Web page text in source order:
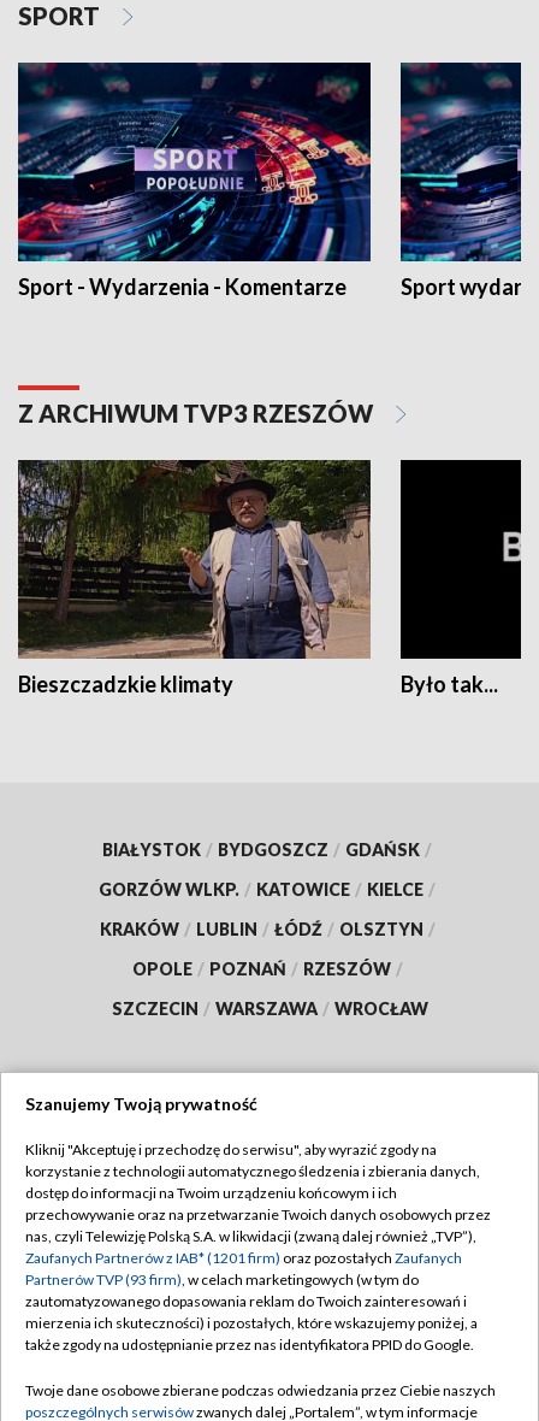
SPORT
Sport - Wydarzenia - Komentarze Sport
Z ARCHIWUM TVP3 RZESZÓW
Bieszczadzkie klimaty Było tak...
BIAŁYSTOK / BYDGOSZCZ / GDAŃSK /
GORZÓW WLKP. / KATOWICE / KIELCE /
KRAKÓW / LUBLIN / ŁÓDŹ / OLSZTYN /
OPOLE / POZNAŃ / RZESZÓW /
SZCZECIN / WARSZAWA / WROCŁAW
TVP
Abonament TVP
Emisja w TVP
Centrum informacji TVP
Naziemna Telewizja Cyfrowa
Rada Programowa
Regulamin TVP
Polityka prywatności
Moje zgody
Pomoc
Kontakt
Szanujemy Twoją prywatność
Kliknij "Akceptuję i przechodzę do serwisu", aby wyrazić zgody na
korzystanie z technologii automatycznego śledzenia i zbierania danych,
dostęp do informacji na Twoim urządzeniu końcowym i ich
przechowywanie oraz na przetwarzanie Twoich danych osobowych przez
nas, czyli Telewizję Polską S.A. w likwidacji (zwaną dalej również „TVP”),
Zaufanych Partnerów z IAB* (1201 firm) oraz pozostałych Zaufanych
Partnerów TVP (93 firm), w celach marketingowych (w tym do
zautomatyzowanego dopasowania reklam do Twoich zainteresowań i
mierzenia ich skuteczności) i pozostałych, które wskazujemy poniżej, a
także zgody na udostępnianie przez nas identyfikatora PPID do Google.
Twoje dane osobowe zbierane podczas odwiedzania przez Ciebie naszych
poszczególnych serwisówzwanych dalej „Portalem”, w tym informacje